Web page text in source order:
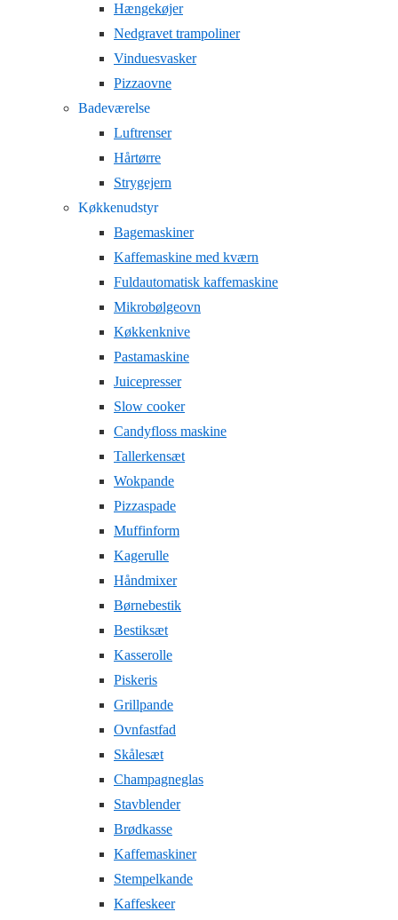
Hængekøjer
Nedgravet trampoliner
Vinduesvasker
Pizzaovne
Badeværelse
Luftrenser
Hårtørre
Strygejern
Køkkenudstyr
Bagemaskiner
Kaffemaskine med kværn
Fuldautomatisk kaffemaskine
Mikrobølgeovn
Køkkenknive
Pastamaskine
Juicepresser
Slow cooker
Candyfloss maskine
Tallerkensæt
Wokpande
Pizzaspade
Muffinform
Kagerulle
Håndmixer
Børnebestik
Bestiksæt
Kasserolle
Piskeris
Grillpande
Ovnfastfad
Skålesæt
Champagneglas
Stavblender
Brødkasse
Kaffemaskiner
Stempelkande
Kaffeskeer